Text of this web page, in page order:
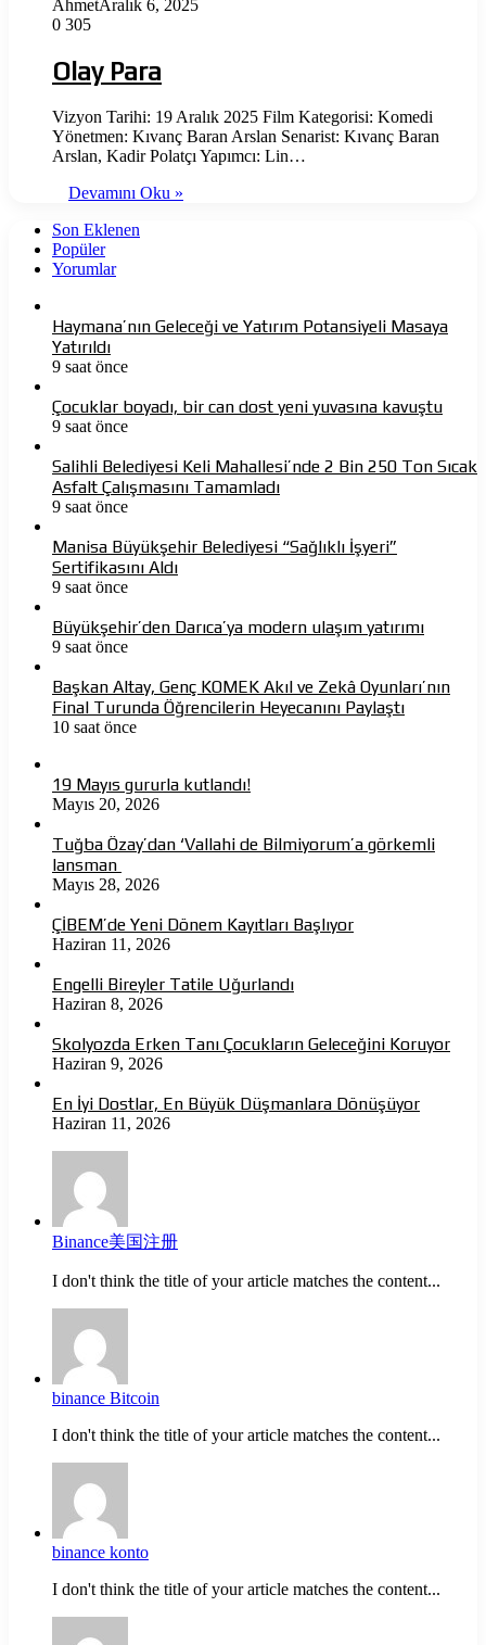
AhmetAralık 6, 2025
0 305
Olay Para
Vizyon Tarihi: 19 Aralık 2025 Film Kategorisi: Komedi
Yönetmen: Kıvanç Baran Arslan Senarist: Kıvanç Baran
Arslan, Kadir Polatçı Yapımcı: Lin…
Devamını Oku »
Son Eklenen
Popüler
Yorumlar
Haymana’nın Geleceği ve Yatırım Potansiyeli Masaya
Yatırıldı
9 saat önce
Çocuklar boyadı, bir can dost yeni yuvasına kavuştu
9 saat önce
Salihli Belediyesi Keli Mahallesi’nde 2 Bin 250 Ton Sıcak
Asfalt Çalışmasını Tamamladı
9 saat önce
Manisa Büyükşehir Belediyesi “Sağlıklı İşyeri”
Sertifikasını Aldı
9 saat önce
Büyükşehir’den Darıca’ya modern ulaşım yatırımı
9 saat önce
Başkan Altay, Genç KOMEK Akıl ve Zekâ Oyunları’nın
Final Turunda Öğrencilerin Heyecanını Paylaştı
10 saat önce
19 Mayıs gururla kutlandı!
Mayıs 20, 2026
Tuğba Özay’dan ‘Vallahi de Bilmiyorum’a görkemli
lansman
Mayıs 28, 2026
ÇİBEM’de Yeni Dönem Kayıtları Başlıyor
Haziran 11, 2026
Engelli Bireyler Tatile Uğurlandı
Haziran 8, 2026
Skolyozda Erken Tanı Çocukların Geleceğini Koruyor
Haziran 9, 2026
En İyi Dostlar, En Büyük Düşmanlara Dönüşüyor
Haziran 11, 2026
Binance美国注册
I don't think the title of your article matches the content...
binance Bitcoin
I don't think the title of your article matches the content...
binance konto
I don't think the title of your article matches the content...